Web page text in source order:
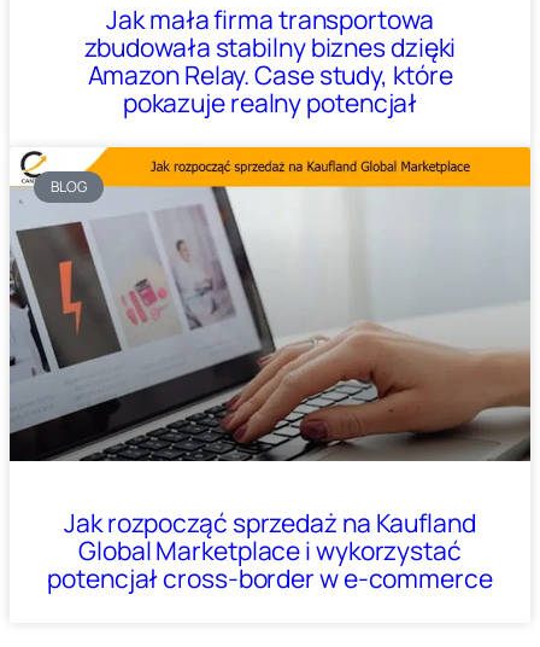
Jak mała firma transportowa
zbudowała stabilny biznes dzięki
Amazon Relay. Case study, które
pokazuje realny potencjał
BLOG
Jak rozpocząć sprzedaż na Kaufland
Global Marketplace i wykorzystać
potencjał cross-border w e-commerce